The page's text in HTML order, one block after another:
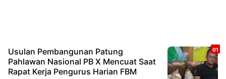
Usulan Pembangunan Patung
Pahlawan Nasional PB X Mencuat Saat
Rapat Kerja Pengurus Harian FBM